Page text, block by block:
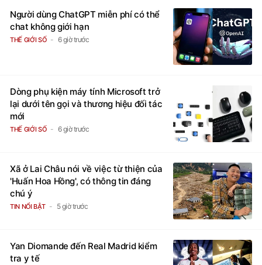
Người dùng ChatGPT miễn phí có thể
chat không giới hạn
THẾ GIỚI SỐ 6 giờ trước
Dòng phụ kiện máy tính Microsoft trở
lại dưới tên gọi và thương hiệu đối tác
mới
THẾ GIỚI SỐ 6 giờ trước
Xã ở Lai Châu nói về việc từ thiện của
'Huấn Hoa Hồng', có thông tin đáng
chú ý
TIN NỔI BẬT 5 giờ trước
Yan Diomande đến Real Madrid kiểm
tra y tế